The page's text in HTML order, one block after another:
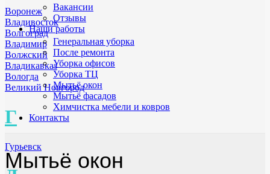
Воронеж
Владивосток
Волгоград
Владимир
Волжский
Владикавказ
Вологда
Великий Новгород
Г
Гурьевск
Вакансии
Отзывы
Наши работы
Генеральная уборка
После ремонта
Уборка офисов
Уборка ТЦ
Мытьё окон
Мытьё фасадов
Химчистка мебели и ковров
Контакты
Мытьё окон